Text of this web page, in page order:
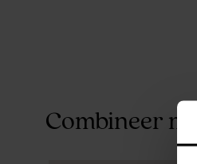
Combineer met